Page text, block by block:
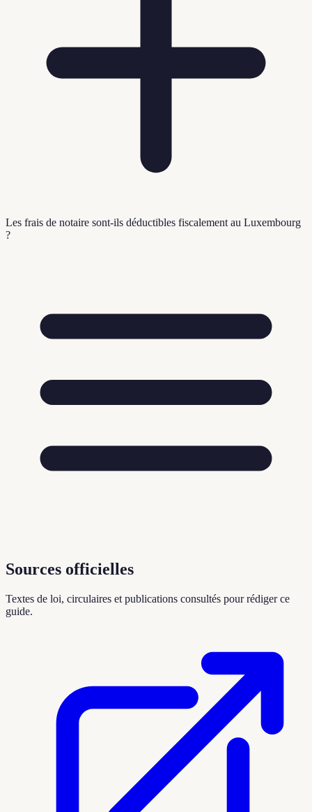
Les frais de notaire sont-ils déductibles fiscalement au Luxembourg
?
Sources officielles
Textes de loi, circulaires et publications consultés pour rédiger ce
guide.